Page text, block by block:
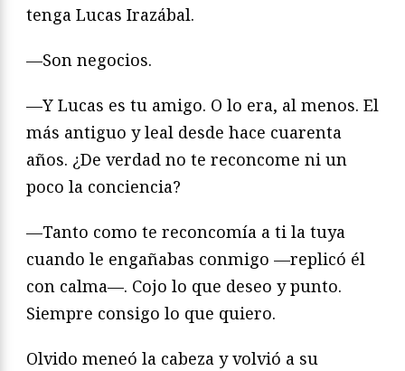
tenga Lucas Irazábal.
—Son negocios.
—Y Lucas es tu amigo. O lo era, al menos. El
más antiguo y leal desde hace cuarenta
años. ¿De verdad no te reconcome ni un
poco la conciencia?
—Tanto como te reconcomía a ti la tuya
cuando le engañabas conmigo —replicó él
con calma—. Cojo lo que deseo y punto.
Siempre consigo lo que quiero.
Olvido meneó la cabeza y volvió a su